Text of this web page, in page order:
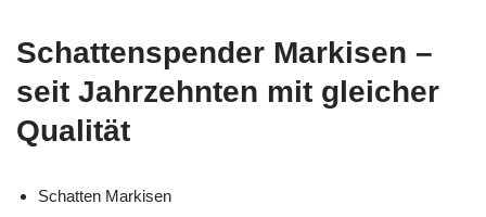
Schattenspender Markisen –
seit Jahrzehnten mit gleicher
Qualität
Schatten Markisen